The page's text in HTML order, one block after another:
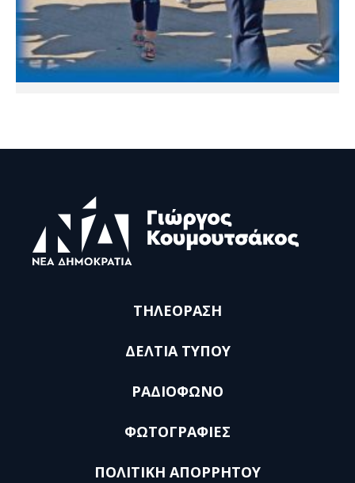
ΤΗΛΕΟΡΑΣΗ
ΔΕΛΤΙΑ ΤΥΠΟΥ
ΡΑΔΙΟΦΩΝΟ
ΦΩΤΟΓΡΑΦΙΕΣ
ΠΟΛΙΤΙΚΗ ΑΠΟΡΡΗΤΟΥ